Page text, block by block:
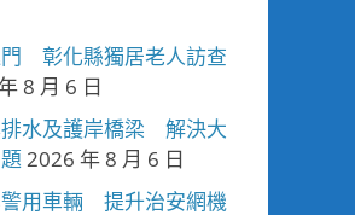
彰化縣獨居老人訪查
8 月 6 日
水及護岸橋梁 解決大
2026 年 8 月 6 日
用車輛 提升治安網機